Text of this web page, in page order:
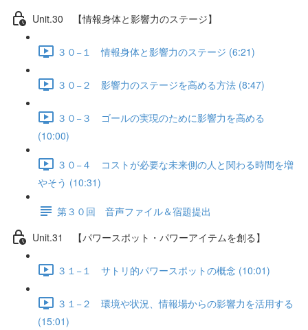
Unit.30 【情報身体と影響力のステージ】
３０−１ 情報身体と影響力のステージ (6:21)
３０−２ 影響力のステージを高める方法 (8:47)
３０−３ ゴールの実現のために影響力を高める
(10:00)
３０−４ コストが必要な未来側の人と関わる時間を増
やそう (10:31)
第３０回 音声ファイル＆宿題提出
Unit.31 【パワースポット・パワーアイテムを創る】
３１−１ サトリ的パワースポットの概念 (10:01)
３１−２ 環境や状況、情報場からの影響力を活用する
(15:01)